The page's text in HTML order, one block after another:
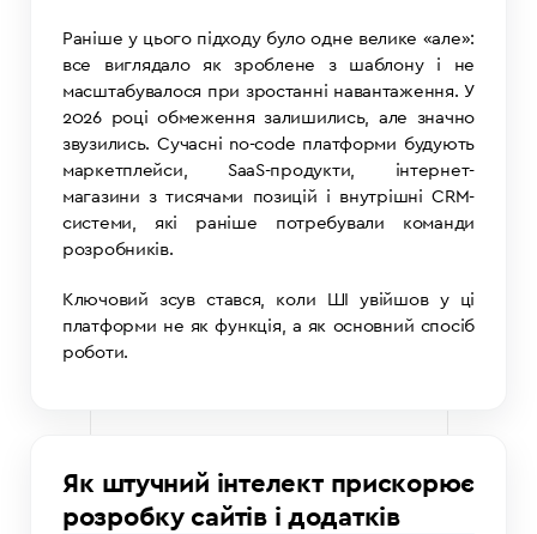
Раніше у цього підходу було одне велике «але»:
все виглядало як зроблене з шаблону і не
масштабувалося при зростанні навантаження. У
2026 році обмеження залишились, але значно
звузились. Сучасні no-code платформи будують
маркетплейси, SaaS-продукти, інтернет-
магазини з тисячами позицій і внутрішні CRM-
системи, які раніше потребували команди
розробників.
Ключовий зсув стався, коли ШІ увійшов у ці
платформи не як функція, а як основний спосіб
роботи.
Як штучний інтелект прискорює
розробку сайтів і додатків